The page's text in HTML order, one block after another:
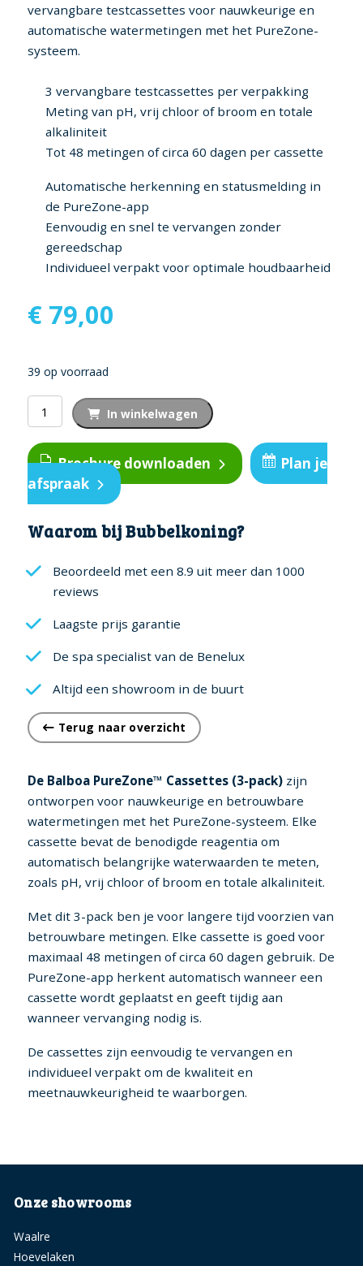
vervangbare testcassettes voor nauwkeurige en
automatische watermetingen met het PureZone-
systeem.
3 vervangbare testcassettes per verpakking
Meting van pH, vrij chloor of broom en totale
alkaliniteit
Tot 48 metingen of circa 60 dagen per cassette
Automatische herkenning en statusmelding in
de PureZone-app
Eenvoudig en snel te vervangen zonder
gereedschap
Individueel verpakt voor optimale houdbaarheid
€ 79,00
39 op voorraad
PureZone
Cassettes
3-
pack
aantal
In winkelwagen
Brochure downloaden
Plan je
afspraak
Waarom bij Bubbelkoning?
Beoordeeld met een 8.9 uit meer dan 1000
reviews
Laagste prijs garantie
De spa specialist van de Benelux
Altijd een showroom in de buurt
Terug naar overzicht
De Balboa PureZone™ Cassettes (3-pack) zijn
ontworpen voor nauwkeurige en betrouwbare
watermetingen met het PureZone-systeem. Elke
cassette bevat de benodigde reagentia om
automatisch belangrijke waterwaarden te meten,
zoals pH, vrij chloor of broom en totale alkaliniteit.
Met dit 3-pack ben je voor langere tijd voorzien van
betrouwbare metingen. Elke cassette is goed voor
maximaal 48 metingen of circa 60 dagen gebruik. De
PureZone-app herkent automatisch wanneer een
cassette wordt geplaatst en geeft tijdig aan
wanneer vervanging nodig is.
De cassettes zijn eenvoudig te vervangen en
individueel verpakt om de kwaliteit en
meetnauwkeurigheid te waarborgen.
Onze showrooms
Waalre
Hoevelaken